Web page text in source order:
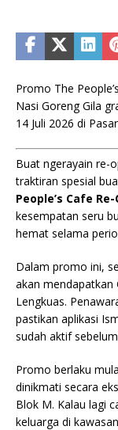
Promo The
Nasi Goreng Gila
14 Juli 2026 di
Buat ngerayain re-
traktiran spesial
People’s Cafe
kesempatan seru
hemat selama
Dalam promo ini,
akan mendapatkan
Lengkuas.
pastikan aplikasi
sudah aktif
Promo berlaku
dinikmati secara
Blok M. Kalau lagi
keluarga di